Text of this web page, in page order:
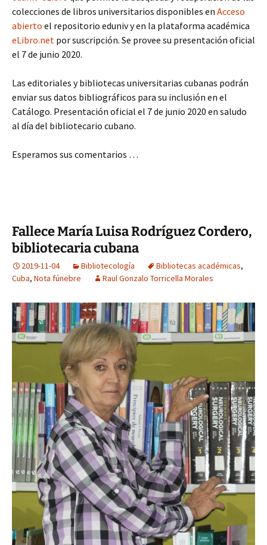
colecciones de libros universitarios disponibles en Acceso
abierto el repositorio eduniv y en la plataforma académica
eLibro.net por suscripción. Se provee su presentación oficial
el 7 de junio 2020.
Las editoriales y bibliotecas universitarias cubanas podrán
enviar sus datos bibliográficos para su inclusión en el
Catálogo. Presentación oficial el 7 de junio 2020 en saludo
al día del bibliotecario cubano.
Esperamos sus comentarios …
Fallece María Luisa Rodríguez Cordero,
bibliotecaria cubana
2019-11-04 Bibliotecología Bibliotecas académicas,
Cuba, Nota fúnebre Raul Gonzalo Torricella Morales